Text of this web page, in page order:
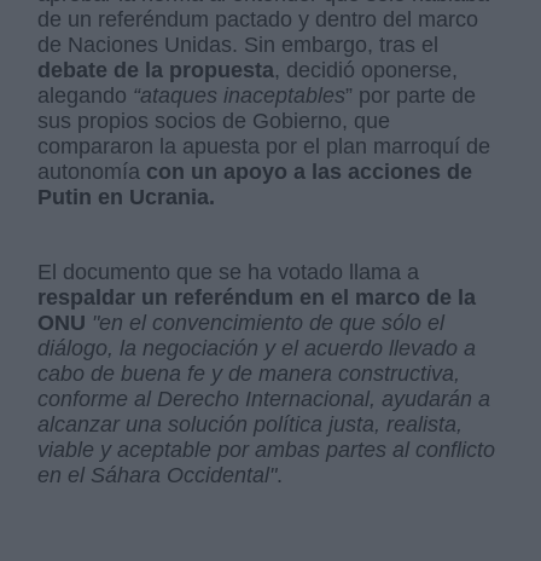
de un referéndum pactado y dentro del marco
de Naciones Unidas. Sin embargo, tras el
debate de la propuesta, decidió oponerse,
alegando “ataques inaceptables” por parte de
sus propios socios de Gobierno, que
compararon la apuesta por el plan marroquí de
autonomía con un apoyo a las acciones de
Putin en Ucrania.
El documento que se ha votado llama a
respaldar un referéndum en el marco de la
ONU "en el convencimiento de que sólo el
diálogo, la negociación y el acuerdo llevado a
cabo de buena fe y de manera constructiva,
conforme al Derecho Internacional, ayudarán a
alcanzar una solución política justa, realista,
viable y aceptable por ambas partes al conflicto
en el Sáhara Occidental".